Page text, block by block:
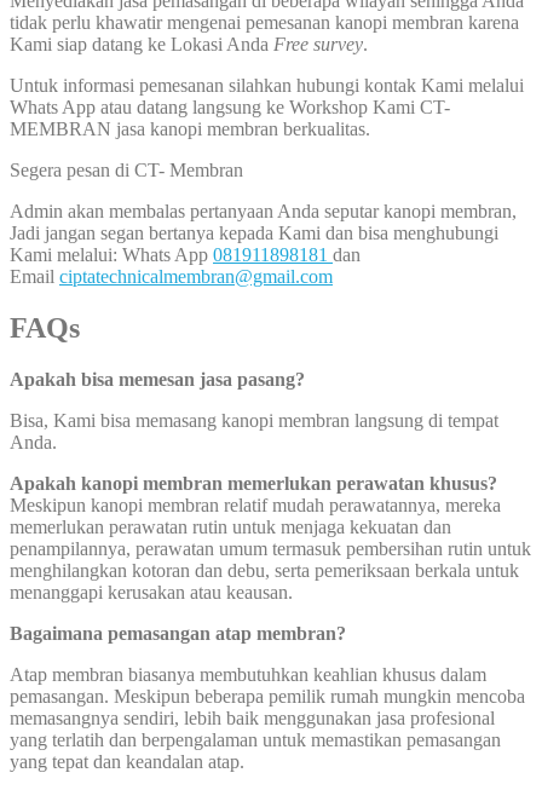
tidak perlu khawatir mengenai pemesanan kanopi membran karena
Kami siap datang ke Lokasi Anda Free survey.
Untuk informasi pemesanan silahkan hubungi kontak Kami melalui
Whats App atau datang langsung ke Workshop Kami CT-
MEMBRAN jasa kanopi membran berkualitas.
Segera pesan di CT- Membran
Admin akan membalas pertanyaan Anda seputar kanopi membran,
Jadi jangan segan bertanya kepada Kami dan bisa menghubungi
Kami melalui: Whats App 081911898181 dan
Email ciptatechnicalmembran@gmail.com
FAQs
Apakah bisa memesan jasa pasang?
Bisa, Kami bisa memasang kanopi membran langsung di tempat
Anda.
Apakah kanopi membran memerlukan perawatan khusus?
Meskipun kanopi membran relatif mudah perawatannya, mereka
memerlukan perawatan rutin untuk menjaga kekuatan dan
penampilannya, perawatan umum termasuk pembersihan rutin untuk
menghilangkan kotoran dan debu, serta pemeriksaan berkala untuk
menanggapi kerusakan atau keausan.
Bagaimana pemasangan atap membran?
Atap membran biasanya membutuhkan keahlian khusus dalam
pemasangan. Meskipun beberapa pemilik rumah mungkin mencoba
memasangnya sendiri, lebih baik menggunakan jasa profesional
yang terlatih dan berpengalaman untuk memastikan pemasangan
yang tepat dan keandalan atap.